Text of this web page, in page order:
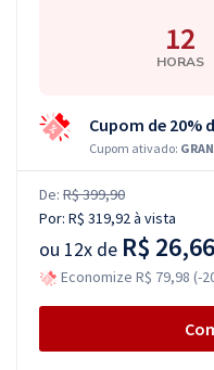
12
HORAS
Cupom de 20%
Cupom ativado:
De: R$ 399,90
Por: R$ 319,92à vista
ou 12x de R$ 26,66
Economize R$ 79,98 (-